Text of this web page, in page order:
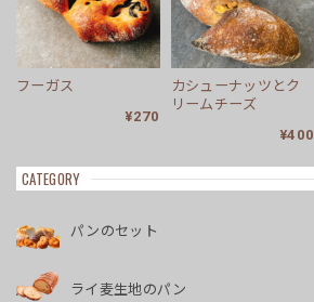
CATEGORY
パンのセット
ライ麦生地のパン
フーガス
¥270
カシューナッツとク
リームチーズ
¥400